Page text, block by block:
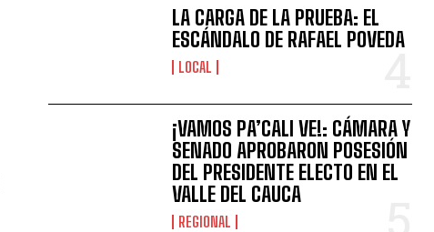
LA CARGA DE LA PRUEBA: EL
ESCÁNDALO DE RAFAEL POVEDA
LOCAL
¡VAMOS PA’CALI VE!: CÁMARA Y
SENADO APROBARON POSESIÓN
DEL PRESIDENTE ELECTO EN EL
VALLE DEL CAUCA
REGIONAL